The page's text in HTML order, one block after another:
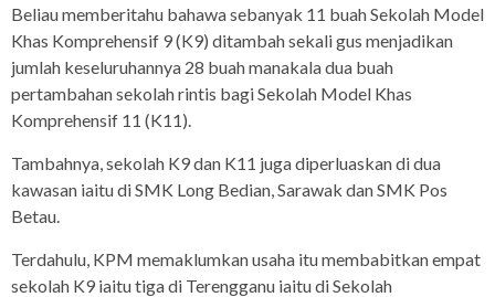
Beliau memberitahu bahawa sebanyak 11 buah Sekolah Model
Khas Komprehensif 9 (K9) ditambah sekali gus menjadikan
jumlah keseluruhannya 28 buah manakala dua buah
pertambahan sekolah rintis bagi Sekolah Model Khas
Komprehensif 11 (K11).
Tambahnya, sekolah K9 dan K11 juga diperluaskan di dua
kawasan iaitu di SMK Long Bedian, Sarawak dan SMK Pos
Betau.
Terdahulu, KPM memaklumkan usaha itu membabitkan empat
sekolah K9 iaitu tiga di Terengganu iaitu di Sekolah